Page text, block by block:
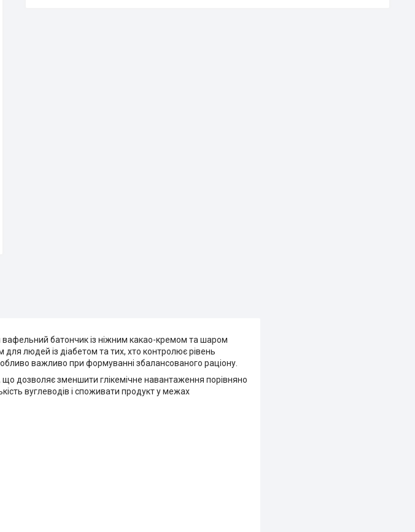
вафельний батончик із ніжним какао-кремом та шаром
людей із діабетом та тих, хто контролює рівень
важливо при формуванні збалансованого раціону.
дозволяє зменшити глікемічне навантаження порівняно
вуглеводів і споживати продукт у межах